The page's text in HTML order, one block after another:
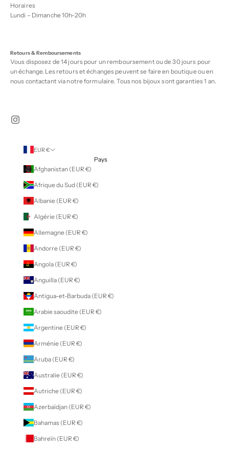
Horaires
Lundi – Dimanche 10h-20h
Retours & Remboursements
Vous disposez de 14 jours pour un remboursement ou de 30 jours pour
un échange. Les retours et échanges peuvent se faire en boutique ou en
nous contactant via notreformulaire. Tous nos bijoux sont garanties 1 an.
EUR €
Pays
Afghanistan (EUR €)
Afrique du Sud (EUR €)
Albanie (EUR €)
Algérie (EUR €)
Allemagne (EUR €)
Andorre (EUR €)
Angola (EUR €)
Anguilla (EUR €)
Antigua-et-Barbuda (EUR €)
Arabie saoudite (EUR €)
Argentine (EUR €)
Arménie (EUR €)
Aruba (EUR €)
Australie (EUR €)
Autriche (EUR €)
Azerbaïdjan (EUR €)
Bahamas (EUR €)
Bahreïn (EUR €)